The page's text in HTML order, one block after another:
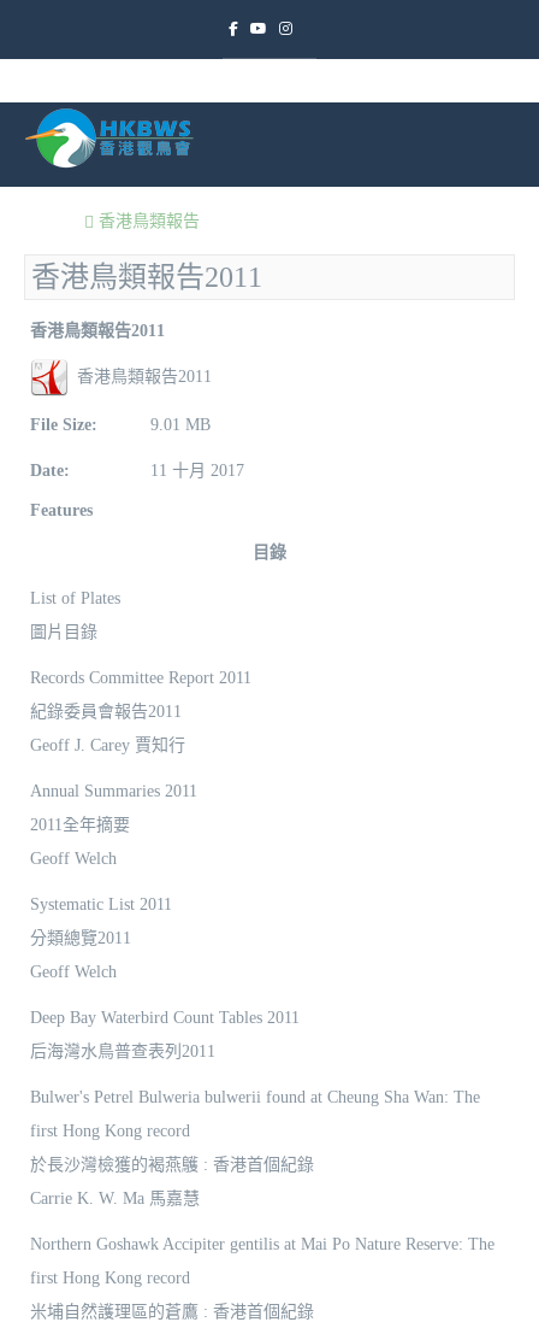
香港鳥類報告
香港鳥類報告2011
香港鳥類報告2011
香港鳥類報告2011
File Size: 9.01 MB
Date: 11 十月 2017
Features
目錄
List of Plates
圖片目錄
Records Committee Report 2011
紀錄委員會報告2011
Geoff J. Carey 賈知行
Annual Summaries 2011
2011全年摘要
Geoff Welch
Systematic List 2011
分類總覽2011
Geoff Welch
Deep Bay Waterbird Count Tables 2011
后海灣水鳥普查表列2011
Bulwer's Petrel Bulweria bulwerii found at Cheung Sha Wan: The
first Hong Kong record
於長沙灣檢獲的褐燕鸌 : 香港首個紀錄
Carrie K. W. Ma 馬嘉慧
Northern Goshawk Accipiter gentilis at Mai Po Nature Reserve: The
first Hong Kong record
米埔自然護理區的蒼鷹 : 香港首個紀錄